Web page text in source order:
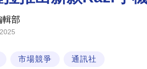
輯部
市場競爭 通訊社